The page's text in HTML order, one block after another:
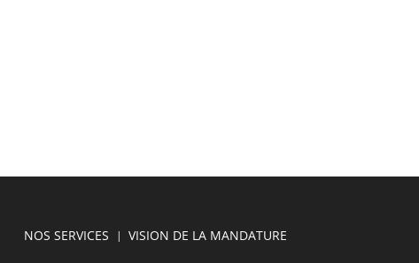
NOS SERVICES VISION DE LA MANDATURE